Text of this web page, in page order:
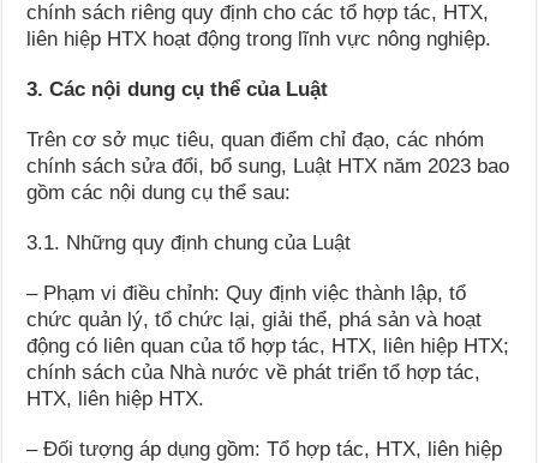
chính sách riêng quy định cho các tổ hợp tác, HTX,
liên hiệp HTX hoạt động trong lĩnh vực nông nghiệp.
3. Các nội dung cụ thể của Luật
Trên cơ sở mục tiêu, quan điểm chỉ đạo, các nhóm
chính sách sửa đổi, bổ sung, Luật HTX năm 2023 bao
gồm các nội dung cụ thể sau:
3.1. Những quy định chung của Luật
– Phạm vi điều chỉnh: Quy định việc thành lập, tổ
chức quản lý, tổ chức lại, giải thể, phá sản và hoạt
động có liên quan của tổ hợp tác, HTX, liên hiệp HTX;
chính sách của Nhà nước về phát triển tổ hợp tác,
HTX, liên hiệp HTX.
– Đối tượng áp dụng gồm: Tổ hợp tác, HTX, liên hiệp